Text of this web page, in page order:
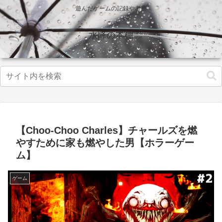
遊んだゲームの記録や考察
水降の本棚
【Choo-Choo Charles】チャールズを燃
やすために家も燃やした男【ホラーゲー
ム】
ゲーム